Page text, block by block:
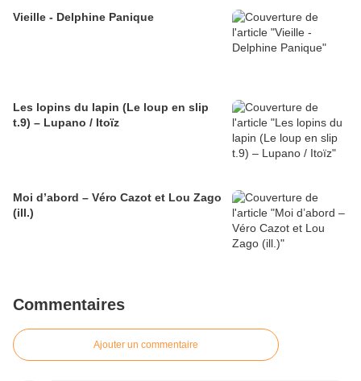
Vieille - Delphine Panique
Les lopins du lapin (Le loup en slip
t.9) – Lupano / Itoïz
Moi d’abord – Véro Cazot et Lou Zago
(ill.)
Commentaires
Ajouter un commentaire